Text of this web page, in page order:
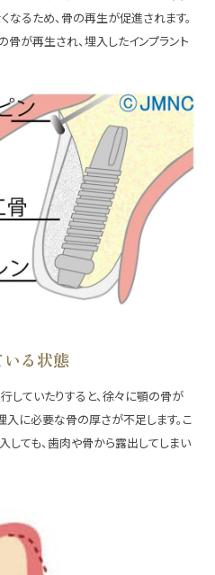
るため、骨の再生が促進されます。
が再生され、埋入したインプラント
る状態
していたりすると、徐々に顎の骨が
入に必要な骨の厚さが不足します。こ
しても、歯肉や骨から露出してしまい